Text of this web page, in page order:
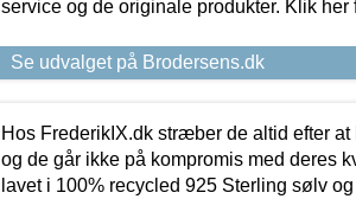
service og de originale produkter. Klik her
Se udvalget på Brodersens.dk
Hos FrederikIX.dk stræber de altid efter
og de går ikke på kompromis med deres
lavet i 100% recycled 925 Sterling sølv